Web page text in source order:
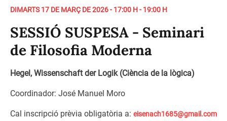
DIMARTS 17 DE MARÇ DE 2026 - 17:00 H - 19:00 H
SESSIÓ SUSPESA - Seminari
de Filosofia Moderna
Hegel, Wissenschaft der Logik (Ciència de la lògica)
Coordinador: José Manuel Moro
Cal inscripció prèvia obligatòria a: eisenach1685@gmail.com